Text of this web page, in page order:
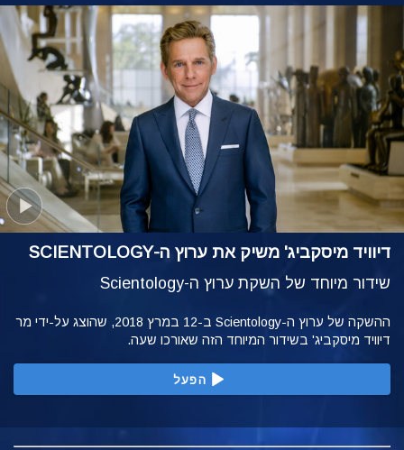
דיוויד מיסקביג' משיק את ערוץ ה-SCIENTOLOGY
שידור מיוחד של השקת ערוץ ה-Scientology
ההשקה של ערוץ ה-Scientology ב-12 במרץ 2018, שהוצג על-ידי מר
דיוויד מיסקביג' בשידור המיוחד הזה שאורכו שעה.
הפעל